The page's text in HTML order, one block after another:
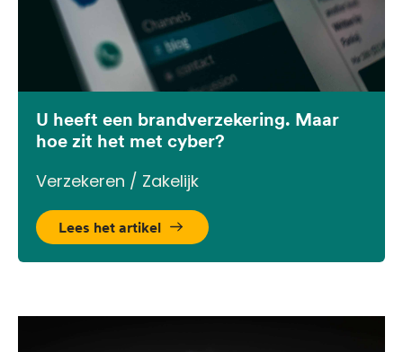
U heeft een brandverzekering. Maar
hoe zit het met cyber?
Verzekeren / Zakelijk
Lees het artikel